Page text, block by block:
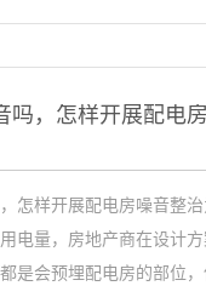
吗，怎样开展配电
怎样开展配电房噪音整
电量，房地产商在设计
是会预埋配电房的部位